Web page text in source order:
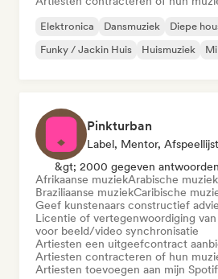
Elektronica Dansmuziek Diepe
Funky / Jackin Huis
Huismuziek
Pinkturban
&gt; 2000 gegeven antwoorden
Afrikaanse muziekArabische muziek
Braziliaanse muziekCaribische
Geef kunstenaars constructief
Licentie of vertegenwoordiging
voor beeld/video synchronisatie
Artiesten een uitgeefcontract
Artiesten contracteren of hun
Artiesten toevoegen aan mijn